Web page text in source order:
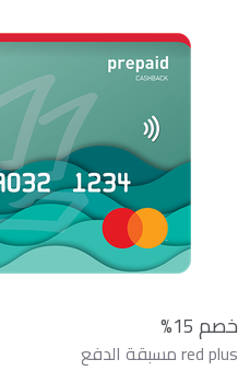
خصم 15%
red plus مسبقة الدفع